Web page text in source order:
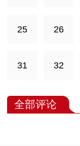
25 26
31 32
全部评论